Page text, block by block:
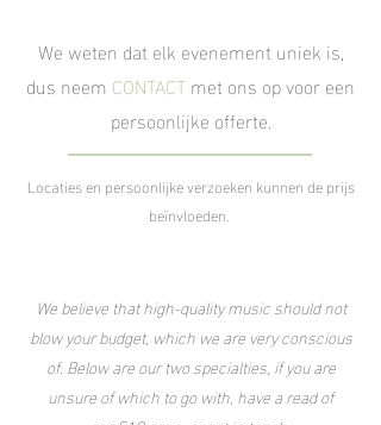
We weten dat elk evenement uniek is,
dus neem CONTACTmet ons op voor een
persoonlijke offerte.
Locaties en persoonlijke verzoeken kunnen de prijs
beïnvloeden.
We believe that high-quality music should not
blow your budget, which we are very conscious
of. Below are our two specialties, if you are
unsure of which to go with, have a read of